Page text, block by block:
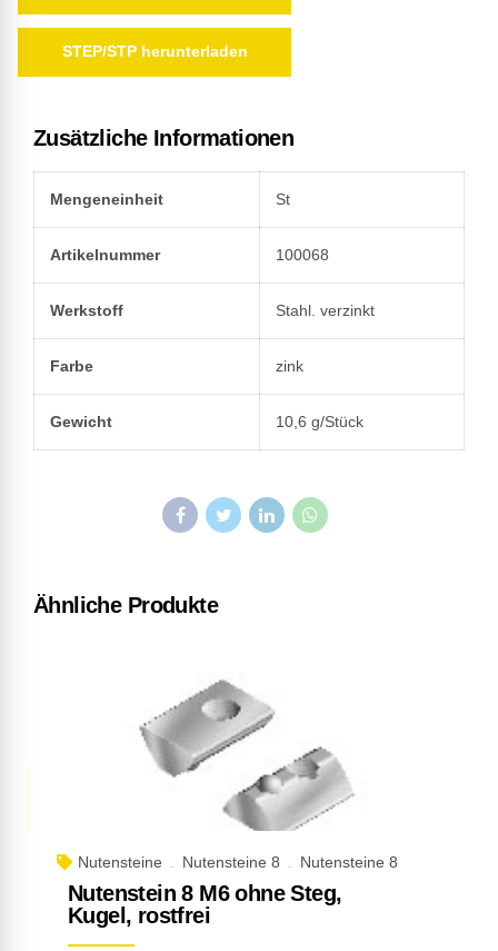
STEP/STP herunterladen
Zusätzliche Informationen
Mengeneinheit St
Artikelnummer 100068
Werkstoff Stahl. verzinkt
Farbe zink
Gewicht 10,6 g/Stück
Ähnliche Produkte
Nutensteine Nutensteine 8 Nutensteine 8
Nutenstein 8 M6 ohne Steg,
Kugel, rostfrei